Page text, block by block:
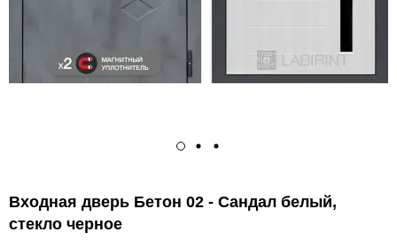
Входная дверь Бетон 02 - Сандал белый,
стекло черное